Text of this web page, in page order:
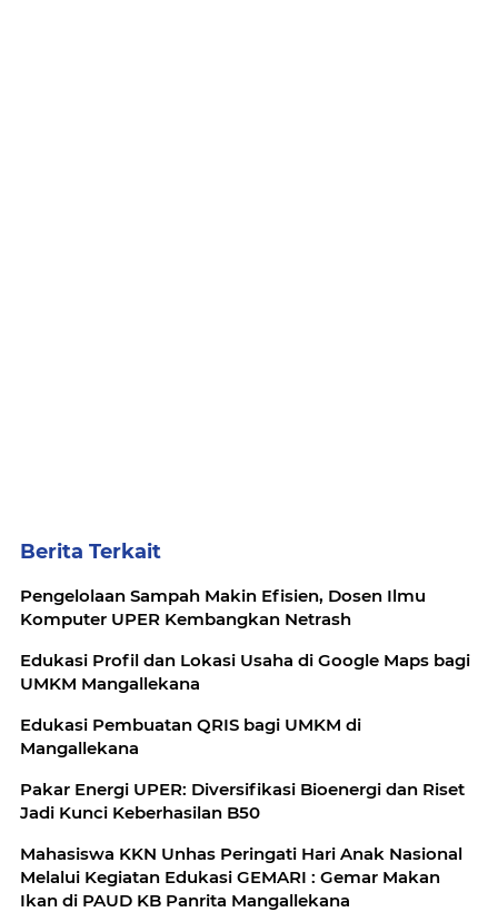
Berita Terkait
Pengelolaan Sampah Makin Efisien, Dosen Ilmu
Komputer UPER Kembangkan Netrash
Edukasi Profil dan Lokasi Usaha di Google Maps bagi
UMKM Mangallekana
Edukasi Pembuatan QRIS bagi UMKM di
Mangallekana
Pakar Energi UPER: Diversifikasi Bioenergi dan Riset
Jadi Kunci Keberhasilan B50
Mahasiswa KKN Unhas Peringati Hari Anak Nasional
Melalui Kegiatan Edukasi GEMARI : Gemar Makan
Ikan di PAUD KB Panrita Mangallekana